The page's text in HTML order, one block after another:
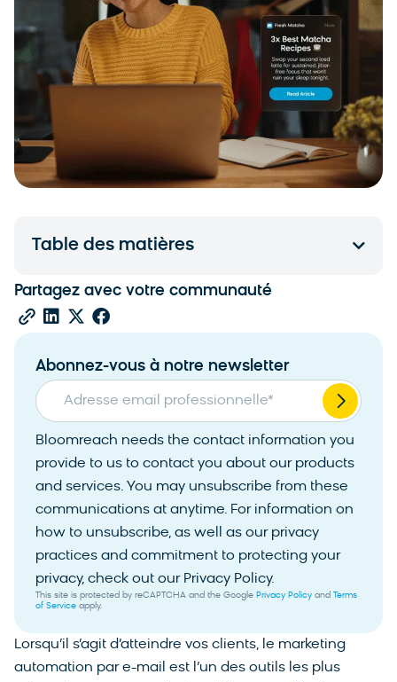
Lorsqu’il s’agit d’atteindre vos clients, le marketing
automation par e-mail est l’un des outils les plus
Table des matières
Partagez avec votre communauté
Abonnez-vous à notre newsletter
Adresse email professionnelle*
Bloomreach needs the contact information you
provide to us to contact you about our products
and services. You may unsubscribe from these
communications at anytime. For information on
how to unsubscribe, as well as our privacy
practices and commitment to protecting your
privacy, check out our Privacy Policy.
This site is protected by reCAPTCHA and the Google Privacy Policy and Terms
of Service apply.